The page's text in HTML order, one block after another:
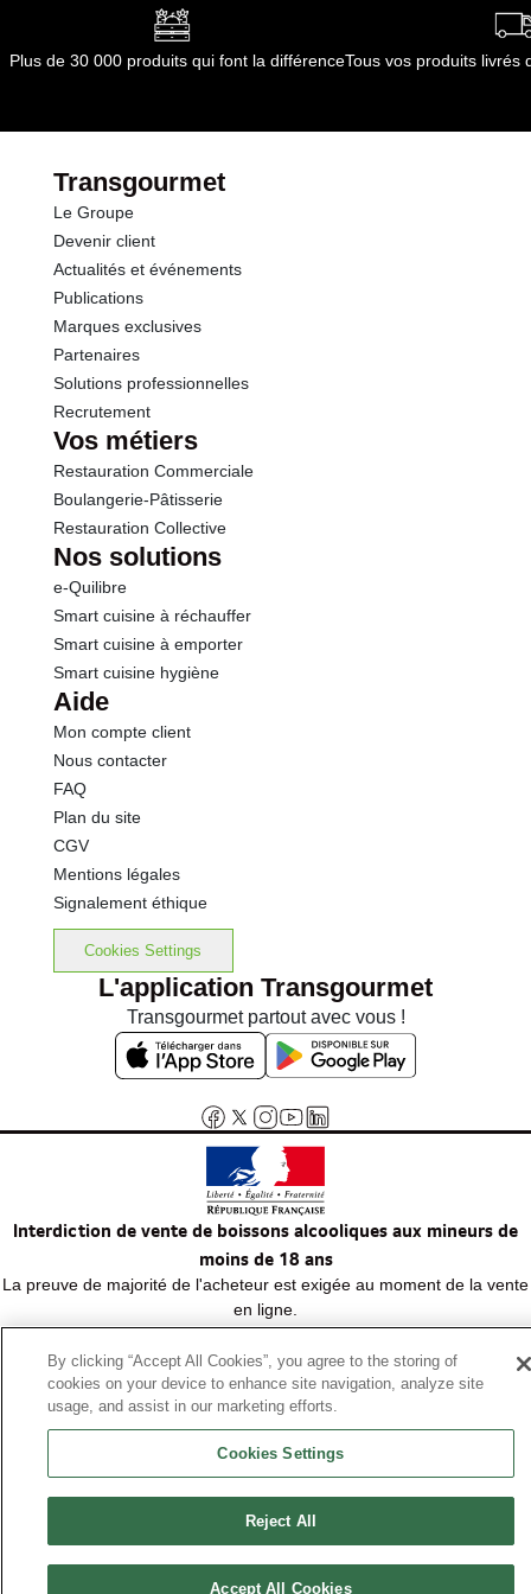
Glucides
Protéines
Sel
Sodium
Calcium
Opérations
Plus de 30 000 produits qui font la différenceTous vos produits livrés
Transgourmet
Le Groupe
Devenir client
Actualités et événements
Publications
Marques exclusives
Partenaires
Solutions professionnelles
Recrutement
Vos métiers
Restauration Commerciale
Boulangerie-Pâtisserie
Restauration Collective
Nos solutions
e-Quilibre
Smart cuisine à réchauffer
Smart cuisine à emporter
Smart cuisine hygiène
Aide
Mon compte client
Nous contacter
FAQ
Plan du site
CGV
Mentions légales
Signalement éthique
Cookies Settings
L'application Transgourmet
Transgourmet partout avec vous !
Interdiction de vente de boissons alcooliques aux mineurs de
moins de 18 ans
La preuve de majorité de l'acheteur est exigée au moment de la vente
en ligne.
Code de la santé publique, Aar.l.3342-1 et l.3353-3
© Tous droits réservés
By clicking “Accept All Cookies”, you agree to the storing of
cookies on your device to enhance site navigation, analyze site
usage, and assist in our marketing efforts.
Cookies Settings
Reject All
Accept All Cookies